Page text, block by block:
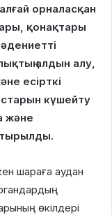
орналасқан
қонақтары
алдын алу,
есірткі
күшейту
және
шараға аудан
өкілдері